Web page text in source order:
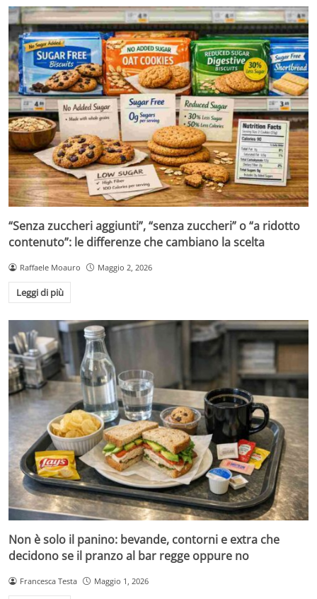
“Senza zuccheri aggiunti”, “senza zuccheri” o “a ridotto
contenuto”: le differenze che cambiano la scelta
Raffaele Moauro Maggio 2, 2026
Leggi di più
Non è solo il panino: bevande, contorni e extra che
decidono se il pranzo al bar regge oppure no
Francesca Testa Maggio 1, 2026